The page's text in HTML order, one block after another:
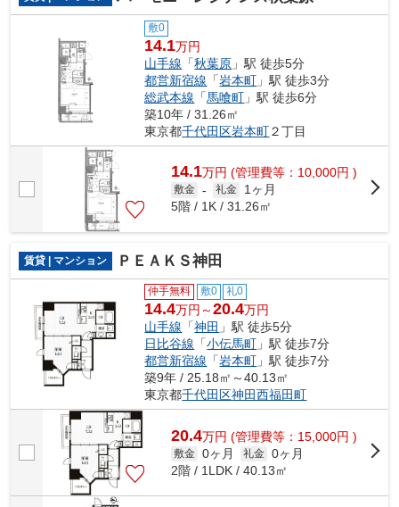
敷0
14.1万円
山手線 「秋葉原 」駅 徒歩5分
都営新宿線 「岩本町 」駅 徒歩3分
総武本線 「馬喰町 」駅 徒歩6分
築10年 / 31.26㎡
東京都千代田区岩本町２丁目
14.1万円 (管理費等：10,000円 )
敷金 - 礼金
1ヶ月
5階 / 1K / 31.26㎡
賃貸 | マンション ＰＥＡＫＳ神田
仲手無料 敷0 礼0
14.4万円～20.4万円
山手線 「神田 」駅 徒歩5分
日比谷線 「小伝馬町 」駅 徒歩7分
都営新宿線 「岩本町 」駅 徒歩7分
築9年 / 25.18㎡～40.13㎡
東京都千代田区神田西福田町
20.4万円 (管理費等：15,000円 )
敷金 0ヶ月 礼金 0ヶ月
2階 / 1LDK / 40.13㎡